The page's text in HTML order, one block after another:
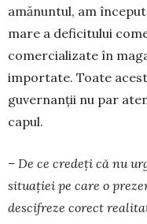
amănuntul, am
mare a deficitului
comercializate în
importate. Toate
guvernanții nu par
capul.
– De ce credeți că nu
situației pe care o
descifreze corect